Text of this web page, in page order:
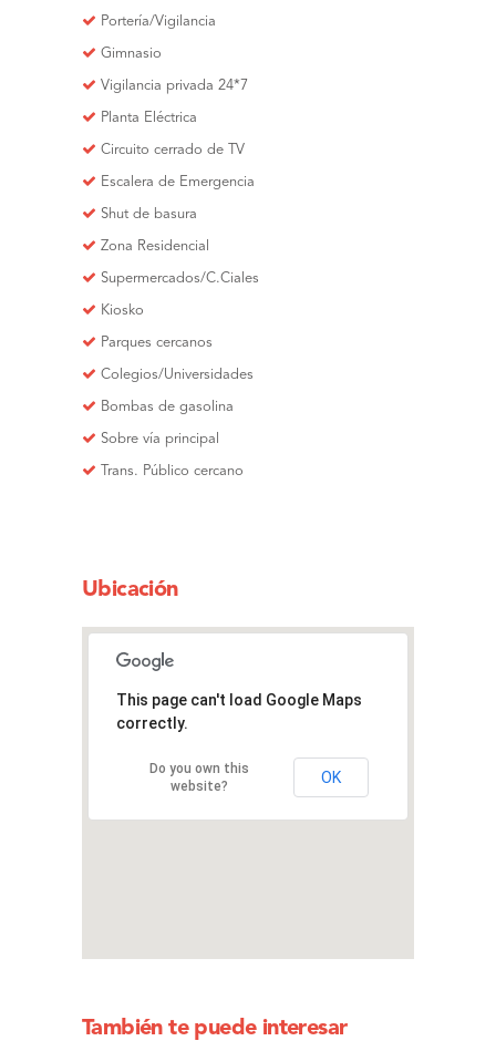
Portería/Vigilancia
Gimnasio
Vigilancia privada 24*7
Planta Eléctrica
Circuito cerrado de TV
Escalera de Emergencia
Shut de basura
Zona Residencial
Supermercados/C.Ciales
Kiosko
Parques cercanos
Colegios/Universidades
Bombas de gasolina
Sobre vía principal
Trans. Público cercano
Ubicación
This page can't load Google Maps
correctly.
Do you own this
website?
OK
También te puede interesar